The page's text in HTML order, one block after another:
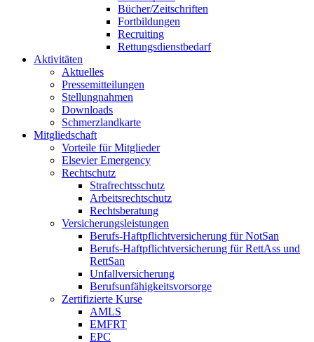
Bücher/Zeitschriften
Fortbildungen
Recruiting
Rettungsdienstbedarf
Aktivitäten
Aktuelles
Pressemitteilungen
Stellungnahmen
Downloads
Schmerzlandkarte
Mitgliedschaft
Vorteile für Mitglieder
Elsevier Emergency
Rechtschutz
Strafrechtsschutz
Arbeitsrechtschutz
Rechtsberatung
Versicherungsleistungen
Berufs-Haftpflichtversicherung für NotSan
Berufs-Haftpflichtversicherung für RettAss und
RettSan
Unfallversicherung
Berufsunfähigkeitsvorsorge
Zertifizierte Kurse
AMLS
EMFRT
EPC